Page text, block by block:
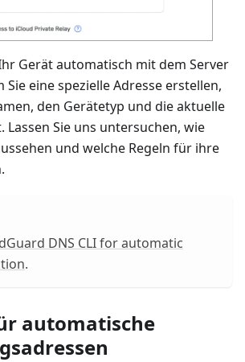
Gerät automatisch mit dem Server
eine spezielle Adresse erstellen,
den Gerätetyp und die aktuelle
Lassen Sie uns untersuchen, wie
und welche Regeln für ihre
DNS CLI for automatic
.
automatische